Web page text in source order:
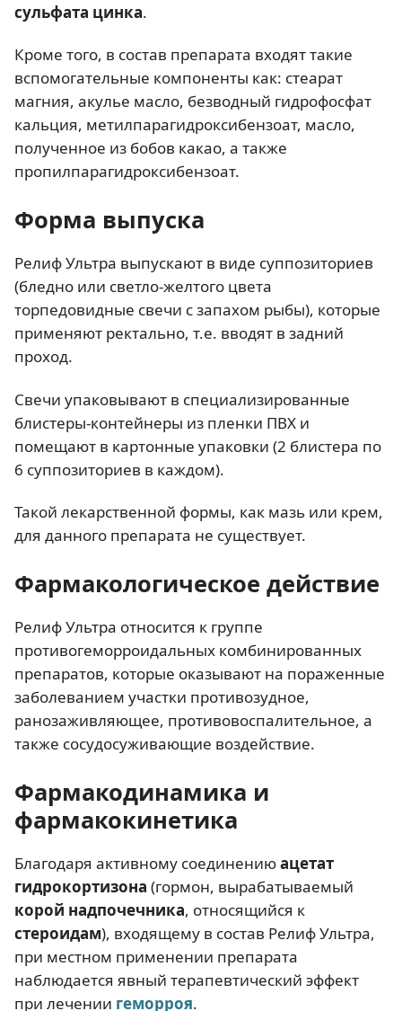
сульфата цинка.
Кроме того, в состав препарата входят такие
вспомогательные компоненты как: стеарат
магния, акулье масло, безводный гидрофосфат
кальция, метилпарагидроксибензоат, масло,
полученное из бобов какао, а также
пропилпарагидроксибензоат.
Форма выпуска
Релиф Ультра выпускают в виде суппозиториев
(бледно или светло-желтого цвета
торпедовидные свечи с запахом рыбы), которые
применяют ректально, т.е. вводят в задний
проход.
Свечи упаковывают в специализированные
блистеры-контейнеры из пленки ПВХ и
помещают в картонные упаковки (2 блистера по
6 суппозиториев в каждом).
Такой лекарственной формы, как мазь или крем,
для данного препарата не существует.
Фармакологическое действие
Релиф Ультра относится к группе
противогеморроидальных комбинированных
препаратов, которые оказывают на пораженные
заболеванием участки противозудное,
ранозаживляющее, противовоспалительное, а
также сосудосуживающие воздействие.
Фармакодинамика и
фармакокинетика
Благодаря активному соединениюацетат
гидрокортизона (гормон, вырабатываемый
корой надпочечника, относящийся к
стероидам), входящему в состав Релиф Ультра,
при местном применении препарата
наблюдается явный терапевтический эффект
при лечении геморроя.